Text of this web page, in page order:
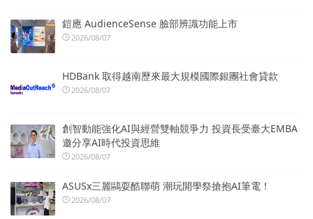
鎧應 AudienceSense 臉部辨識功能上市
2026/08/07
HDBank 取得越南歷來最大規模國際銀團社會貸款
2026/08/07
創智動能強化AI與經營雙軸競爭力 投資長受臺大EMBA
邀分享AI時代投資思維
2026/08/07
ASUSx三麗鷗耍酷聯萌 潮玩開學祭搶抱AI筆電！
2026/08/07